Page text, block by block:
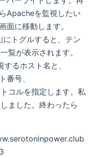
Apacheを監視したい
面に移動します。
トグルすると、テン
覧が表示されます。
するホスト名と、
番号、
コルを指定します。私
ました。終わったら